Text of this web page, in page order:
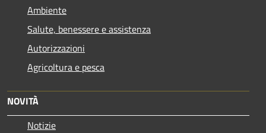
Ambiente
Salute, benessere e assistenza
Autorizzazioni
Agricoltura e pesca
NOVITÀ
Notizie